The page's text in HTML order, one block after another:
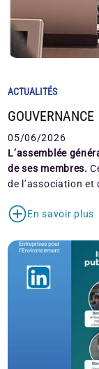
ACTUALITÉS
GOUVERNANCE
05/06/2026
L’assemblée
de ses membres.
de l’association et
En savoir plus